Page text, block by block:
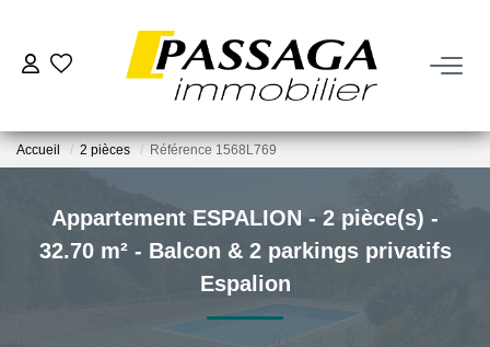
VENDRE
Accueil 2 pièces Référence 1568L769
Appartement ESPALION - 2 pièce(s) -
32.70 m² - Balcon & 2 parkings privatifs
Espalion